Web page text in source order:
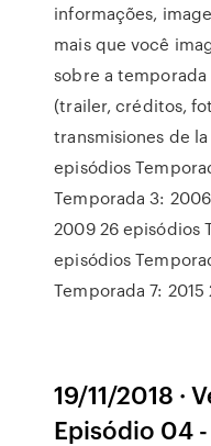
informações,
mais que você
sobre a temporada
(trailer, créditos,
transmisiones de
episódios
Temporada 3:
2009 26 episódios
episódios
Temporada 7:
19/11/2018 ·
Episódio 04